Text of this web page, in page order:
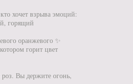
хочет взрыва эмоций:
горящий
оранжевого ✨
горит цвет
роз. Вы держите огонь,